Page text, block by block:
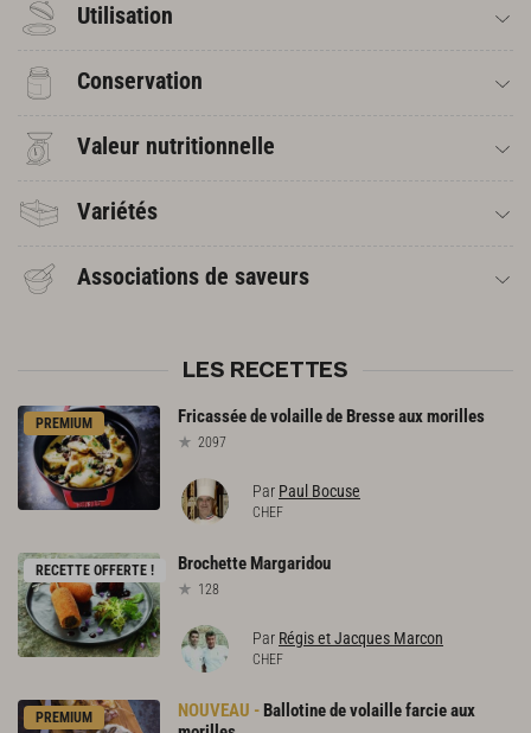
Utilisation
Conservation
Valeur nutritionnelle
Variétés
Associations de saveurs
LES RECETTES
PREMIUM Fricasséedevolaillede Bresseauxmorilles
2097
Par Paul Bocuse
CHEF
RECETTE OFFERTE ! Brochette Margaridou
128
Par Régis et Jacques Marcon
CHEF
PREMIUM
Ballotine de volaille farcie aux